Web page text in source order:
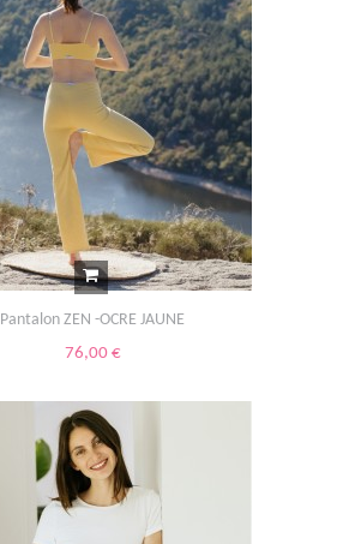
Pantalon ZEN -OCRE JAUNE
76,00 €